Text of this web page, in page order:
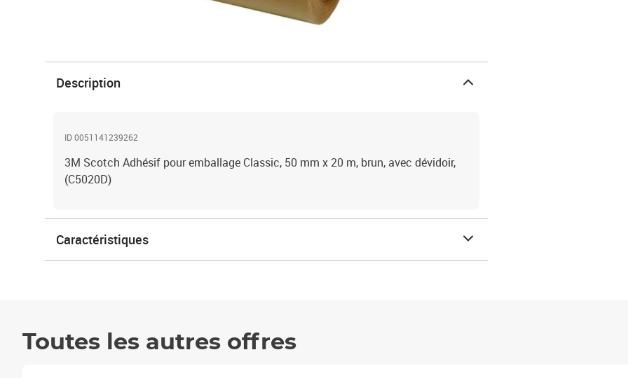
Description
ID 0051141239262
3M Scotch Adhésif pour emballage Classic, 50 mm x 20 m, brun, avec dévidoir,
(C5020D)
Caractéristiques
Toutes les autres offres